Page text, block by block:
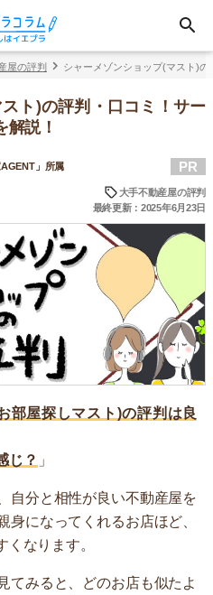
屋の評判 シャーメゾンショップ(マスト)
ト)の評判・口コミ！サー
解説！
」所属 PR
大手不動産屋の評判
最終更新：2025年6月23日
部屋探しマスト)の評判は良
じ？ 」
自分と相性が良い不動産屋を
身になってくれるお店ほど、
なります。
てみると、どのお店も似たよ